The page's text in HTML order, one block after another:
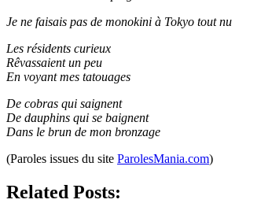
Je ne faisais pas de monokini à Tokyo tout nu
Les résidents curieux
Rêvassaient un peu
En voyant mes tatouages
De cobras qui saignent
De dauphins qui se baignent
Dans le brun de mon bronzage
(Paroles issues du site ParolesMania.com)
Related Posts: